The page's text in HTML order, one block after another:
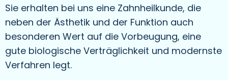
Sie erhalten bei uns eine Zahnheilkunde, die
neben der Ästhetik und der Funktion auch
besonderen Wert auf die Vorbeugung, eine
gute biologische Verträglichkeit und modernste
Verfahren legt.